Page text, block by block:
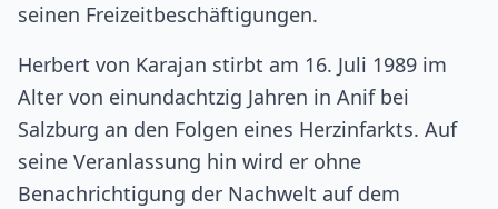
seinen Freizeitbeschäftigungen.
Herbert von Karajan stirbt am 16. Juli 1989 im
Alter von einundachtzig Jahren in Anif bei
Salzburg an den Folgen eines Herzinfarkts. Auf
seine Veranlassung hin wird er ohne
Benachrichtigung der Nachwelt auf dem